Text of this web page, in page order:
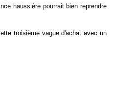
haussière pourrait bien reprendre
troisième vague d'achat avec un